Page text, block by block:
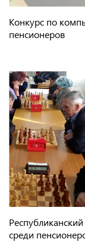
Конкурс по
пенсионеров
среди